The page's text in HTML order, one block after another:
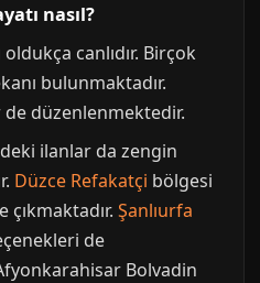
nasıl?
canlıdır. Birçok
bulunmaktadır.
düzenlenmektedir.
ilanlar da zengin
Düzce Refakatçi bölgesi
çıkmaktadır. Şanlıurfa
de
Bolvadin